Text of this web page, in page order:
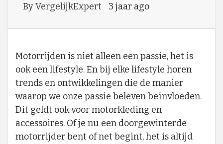
ByVergelijkExpert 3 jaar ago
Motorrijden is niet alleen een passie, het is
ook een lifestyle. En bij elke lifestyle horen
trends en ontwikkelingen die de manier
waarop we onze passie beleven beïnvloeden.
Dit geldt ook voor motorkleding en -
accessoires. Of je nu een doorgewinterde
motorrijder bent of net begint, het is altijd